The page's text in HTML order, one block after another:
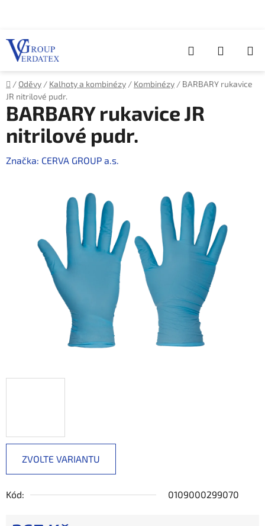
Hledat
KOŠÍK
Domů
/ Oděvy / Kalhoty a kombinézy / Kombinézy / BARBARY rukavice
JR nitrilové pudr.
ZVOLTE VARIANTU
Kód: 0109000299070
BARBARY rukavice JR
nitrilové pudr.
Značka: CERVA GROUP a.s.